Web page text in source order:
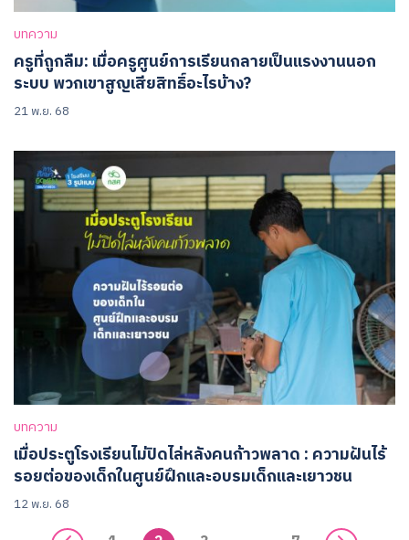
บทความ
ครูที่ถูกลืม: เมื่อครูศูนย์การเรียนกลายเป็นแรงงานนอก
ระบบ พวกเขาสูญเสียสิทธิ์อะไรบ้าง?
21 พ.ย. 68
บทความ
เมื่อประตูโรงเรียนไม่ปิดไล่หลังคนก้าวพลาด : ความฝันไร้
รอยต่อของเด็กในศูนย์ฝึกและอบรมเด็กและเยาวชน
12 พ.ย. 68